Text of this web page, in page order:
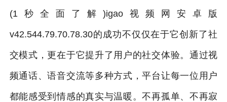
(1秒全面了解)igao视频网安卓版
v42.544.79.70.78.30的成功不仅仅在于它创新了社
交模式，更在于它提升了用户的社交体验。通过视
频通话、语音交流等多种方式，平台让每一位用户
都能感受到情感的真实与温暖。不再孤单、不再寂